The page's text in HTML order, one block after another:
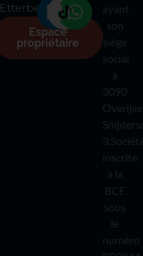
Etterbeek
Espace
propriétaire
ayant
son
siège
social
à
3090
inscrite
à la
BCE
sous
le
numéro